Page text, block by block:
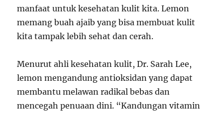
manfaat untuk kesehatan kulit kita. Lemon
memang buah ajaib yang bisa membuat kulit
kita tampak lebih sehat dan cerah.
Menurut ahli kesehatan kulit, Dr. Sarah Lee,
lemon mengandung antioksidan yang dapat
membantu melawan radikal bebas dan
mencegah penuaan dini. “Kandungan vitamin